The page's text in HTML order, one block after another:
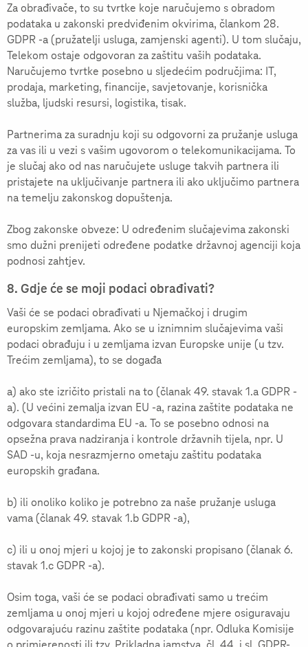
Za obrađivače, to su tvrtke koje naručujemo s obradom
podataka u zakonski predviđenim okvirima, člankom 28.
GDPR -a (pružatelji usluga, zamjenski agenti). U tom slučaju,
Telekom ostaje odgovoran za zaštitu vaših podataka.
Naručujemo tvrtke posebno u sljedećim područjima: IT,
prodaja, marketing, financije, savjetovanje, korisnička
služba, ljudski resursi, logistika, tisak.
Partnerima za suradnju koji su odgovorni za pružanje usluga
za vas ili u vezi s vašim ugovorom o telekomunikacijama. To
je slučaj ako od nas naručujete usluge takvih partnera ili
pristajete na uključivanje partnera ili ako uključimo partnera
na temelju zakonskog dopuštenja.
Zbog zakonske obveze: U određenim slučajevima zakonski
smo dužni prenijeti određene podatke državnoj agenciji koja
podnosi zahtjev.
8. Gdje će se moji podaci obrađivati?
Vaši će se podaci obrađivati u Njemačkoj i drugim
europskim zemljama. Ako se u iznimnim slučajevima vaši
podaci obrađuju i u zemljama izvan Europske unije (u tzv.
Trećim zemljama), to se događa
a) ako ste izričito pristali na to (članak 49. stavak 1.a GDPR -
a). (U većini zemalja izvan EU -a, razina zaštite podataka ne
odgovara standardima EU -a. To se posebno odnosi na
opsežna prava nadziranja i kontrole državnih tijela, npr. U
SAD -u, koja nesrazmjerno ometaju zaštitu podataka
europskih građana.
b) ili onoliko koliko je potrebno za naše pružanje usluga
vama (članak 49. stavak 1.b GDPR -a),
c) ili u onoj mjeri u kojoj je to zakonski propisano (članak 6.
stavak 1.c GDPR -a).
Osim toga, vaši će se podaci obrađivati samo u trećim
zemljama u onoj mjeri u kojoj određene mjere osiguravaju
odgovarajuću razinu zaštite podataka (npr. Odluka Komisije